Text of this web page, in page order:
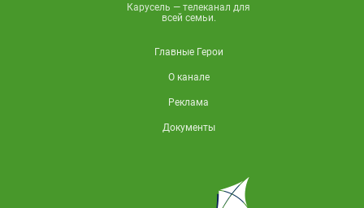
Карусель — телеканал для
всей семьи.
Главные Герои
О канале
Реклама
Документы